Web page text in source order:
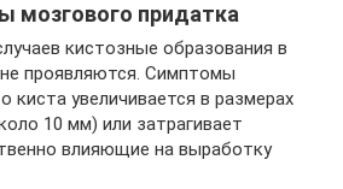
мозгового придатка
кистозные образования в
проявляются. Симптомы
киста увеличивается в размерах
10 мм) или затрагивает
влияющие на выработку